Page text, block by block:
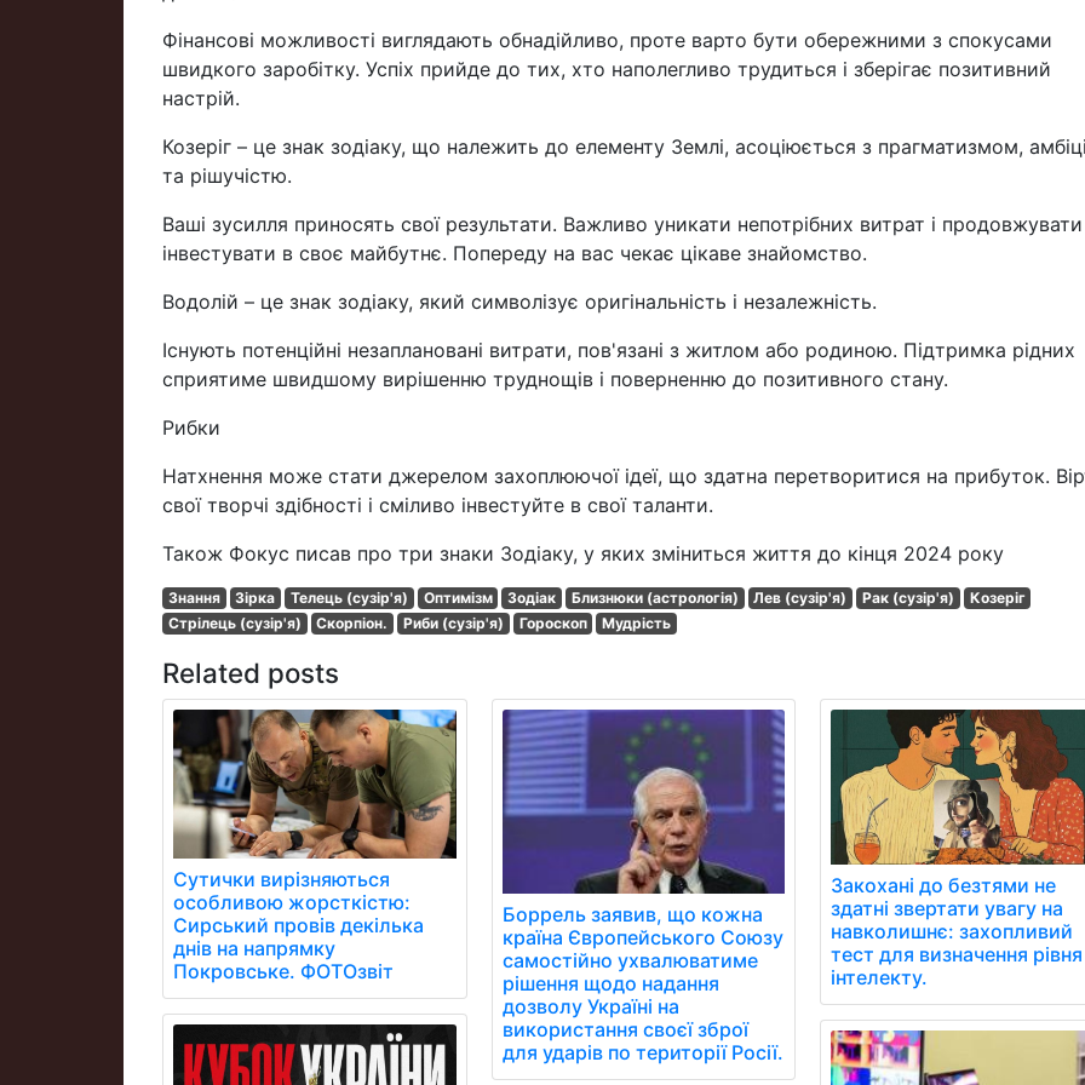
Фінансові можливості виглядають обнадійливо, проте варто бути обережними з спокусами
швидкого заробітку. Успіх прийде до тих, хто наполегливо трудиться і зберігає позитивний
настрій.
Козеріг – це знак зодіаку, що належить до елементу Землі, асоціюється з прагматизмом,
та рішучістю.
Ваші зусилля приносять свої результати. Важливо уникати непотрібних витрат і продовжувати
інвестувати в своє майбутнє. Попереду на вас чекає цікаве знайомство.
Водолій – це знак зодіаку, який символізує оригінальність і незалежність.
Існують потенційні незаплановані витрати, пов'язані з житлом або родиною. Підтримка рідних
сприятиме швидшому вирішенню труднощів і поверненню до позитивного стану.
Рибки
Натхнення може стати джерелом захоплюючої ідеї, що здатна перетворитися на прибуток.
свої творчі здібності і сміливо інвестуйте в свої таланти.
Також Фокус писав про три знаки Зодіаку, у яких зміниться життя до кінця 2024 року
Знання Зірка Телець (сузір'я) Оптимізм Зодіак Близнюки (астрологія) Лев (сузір'я) Рак (сузір'я)
Козеріг
Стрілець (сузір'я)
Скорпіон. Риби (сузір'я) Гороскоп Мудрість
Related posts
Сутички вирізняються
особливою жорсткістю:
Сирський провів декілька
днів на напрямку
Покровське. ФОТОзвіт
Боррель заявив, що кожна
країна Європейського Союзу
самостійно ухвалюватиме
рішення щодо надання
дозволу Україні на
використання своєї зброї
для ударів по території Росії.
Закохані до безтями не
здатні звертати увагу на
навколишнє: захопливий
тест для визначення рівня
інтелекту.